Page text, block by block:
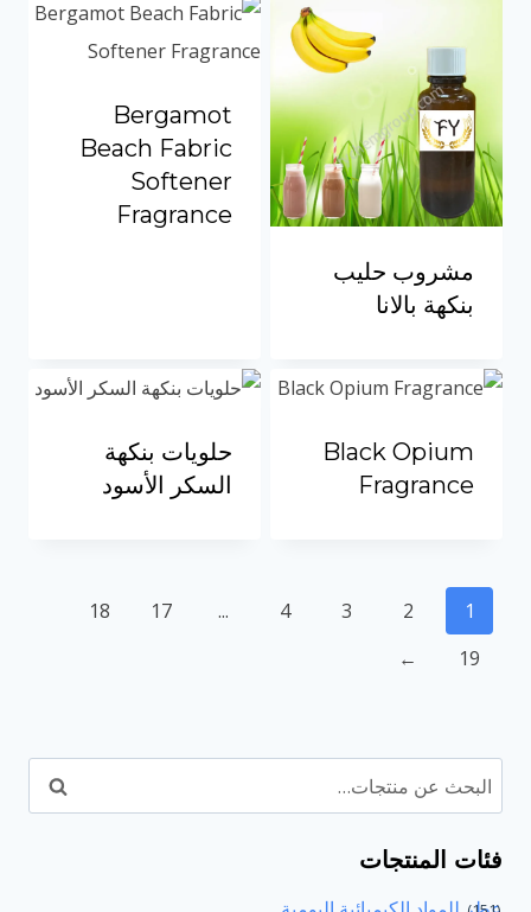
مشروب حليب
بنكهة بالانا
Bergamot
Beach Fabric
Softener
Fragrance
Black Opium
Fragrance
حلويات بنكهة
السكر الأسود
1
2
3
4
...
17
18
19
←
بحث
فئات المنتجات